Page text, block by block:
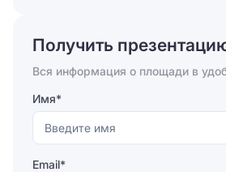
Отправить
Получить
Вся информация о площади в
Имя*
Email*